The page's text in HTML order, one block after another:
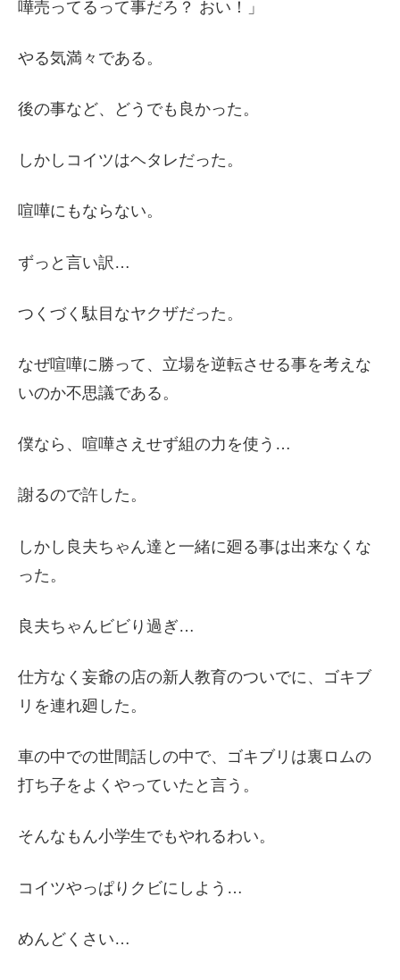
嘩売ってるって事だろ？ おい！」
やる気満々である。
後の事など、どうでも良かった。
しかしコイツはヘタレだった。
喧嘩にもならない。
ずっと言い訳…
つくづく駄目なヤクザだった。
なぜ喧嘩に勝って、立場を逆転させる事を考えな
いのか不思議である。
僕なら、喧嘩さえせず組の力を使う…
謝るので許した。
しかし良夫ちゃん達と一緒に廻る事は出来なくな
った。
良夫ちゃんビビり過ぎ…
仕方なく妄爺の店の新人教育のついでに、ゴキブ
リを連れ廻した。
車の中での世間話しの中で、ゴキブリは裏ロムの
打ち子をよくやっていたと言う。
そんなもん小学生でもやれるわい。
コイツやっぱりクビにしよう…
めんどくさい…